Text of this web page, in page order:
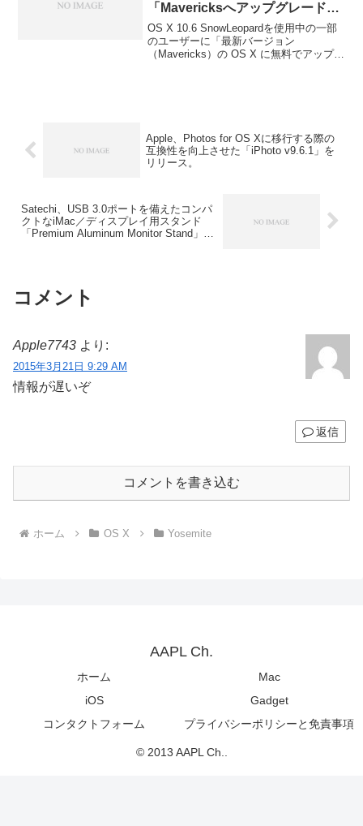
「Mavericksへアップグレードし
ましょう」というメッセージダイ
アログが出現。
OS X 10.6 SnowLeopardを使用中の一部
のユーザーに「最新バージョン
（Mavericks）の OS X に無料でアップグ
Apple、Photos for OS Xに移行する際の
互換性を向上させた「iPhoto v9.6.1」を
リリース。
Satechi、USB 3.0ポートを備えたコンパ
クトなiMac／ディスプレイ用スタンド
「Premium Aluminum Monitor Stand」を
コメント
Apple7743 より:
2015年3月21日 9:29 AM
情報が遅いぞ
返信
コメントを書き込む
ホーム OS X Yosemite
AAPL Ch.
ホーム
Mac
iOS
Gadget
コンタクトフォーム
プライバシーポリシーと免責事項
© 2013 AAPL Ch..